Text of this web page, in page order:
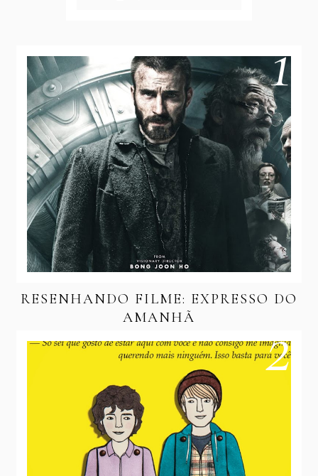
RESENHANDO FILME: EXPRESSO DO
AMANHÃ